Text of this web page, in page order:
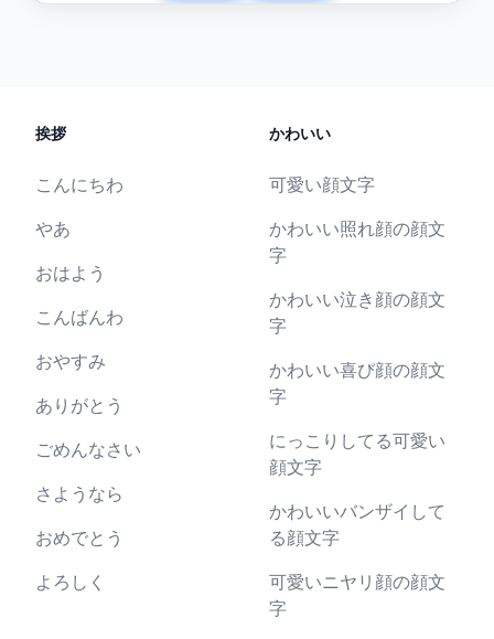
挨拶
こんにちわ
やあ
おはよう
こんばんわ
おやすみ
ありがとう
ごめんなさい
さようなら
おめでとう
よろしく
かわいい
可愛い顔文字
かわいい照れ顔の顔文
字
かわいい泣き顔の顔文
字
かわいい喜び顔の顔文
字
にっこりしてる可愛い
顔文字
かわいいバンザイして
る顔文字
可愛いニヤリ顔の顔文
字